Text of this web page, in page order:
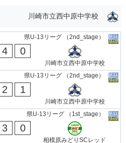
川崎市立西中原中学校
県U-13リーグ （2nd_stage）
4 0
川崎市立西中原中学校
県U-13リーグ （2nd_stage）
2 1
川崎市立西中原中学校
県U-13リーグ （1st_stage）
3 0
相模原みどりSCレッド